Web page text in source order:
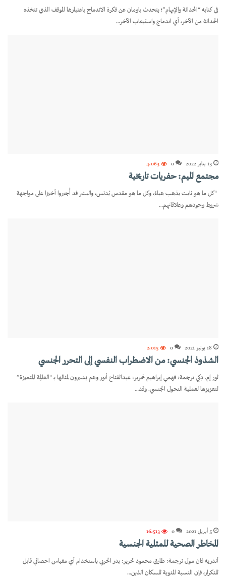
في كتابه “الحداثة والإبهام”؛ يتحدث باومان عن فكرة الاندماج باعتبارها الموقف الذي تتخذه
الحداثة من الآخر، أي اندماج واستيعاب الآخر…
13 يناير 2022 0 4٬063
مجتمع الميم: حفريات تاريخية
“كل ما هو ثابت يذهب هباءً، وكل ما هو مقدس يُدنس، والبشر قد أُجبروا أخيرًا على مواجهة
شروط وجودهم وعلاقاتهم…
18 يونيو 2021 0 2٬015
الشذوذ الجنسي: من الاضطراب النفسي إلى التحرر الجنسي
لور إم. دِكِي ترجمة: فهمي إبراهيم تحرير: عبدالفتاح أنور وهم يشيرون لمثالها بـ “العالِمة المتميزة”
لتعزيزها لعملية التحول الجنسي. وقد…
5 أبريل 2021 0 16٬513
المخاطر الصحية للمثلية الجنسية
أندريه فان مول ترجمة: طارق محمود تحرير: بدر الحربي باستخدام أي مقياس احصائي قابل
للتكرار، فإن النسبة المئوية للسكان الذين…